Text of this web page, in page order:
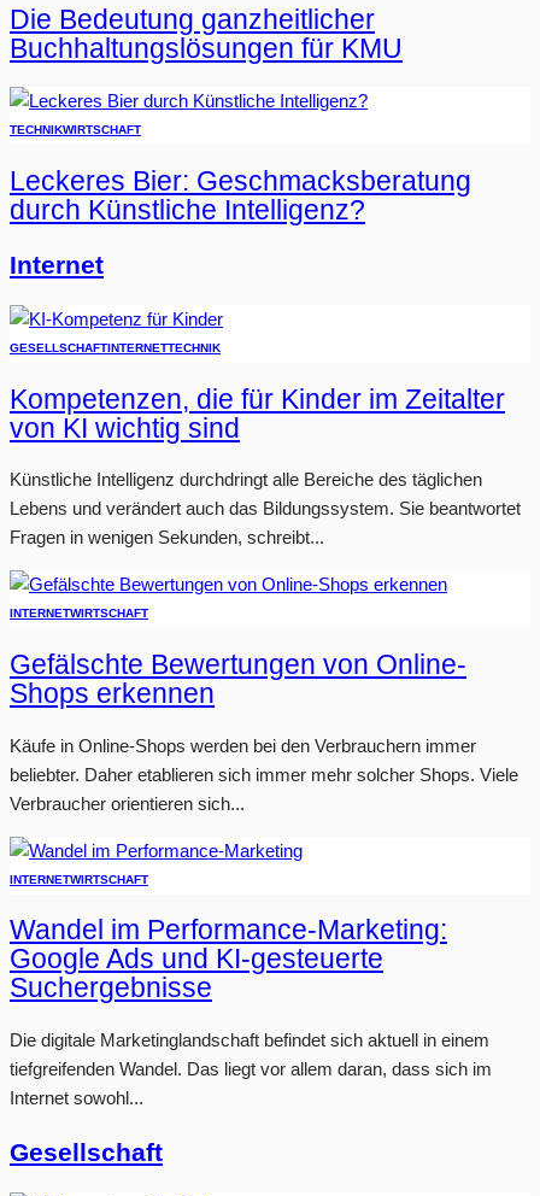
Die Bedeutung ganzheitlicher
Buchhaltungslösungen für KMU
TECHNIKWIRTSCHAFT
Leckeres Bier: Geschmacksberatung
durch Künstliche Intelligenz?
Internet
GESELLSCHAFTINTERNETTECHNIK
Kompetenzen, die für Kinder im Zeitalter
von KI wichtig sind
Künstliche Intelligenz durchdringt alle Bereiche des täglichen
Lebens und verändert auch das Bildungssystem. Sie beantwortet
Fragen in wenigen Sekunden, schreibt...
INTERNETWIRTSCHAFT
Gefälschte Bewertungen von Online-
Shops erkennen
Käufe in Online-Shops werden bei den Verbrauchern immer
beliebter. Daher etablieren sich immer mehr solcher Shops. Viele
Verbraucher orientieren sich...
INTERNETWIRTSCHAFT
Wandel im Performance-Marketing:
Google Ads und KI-gesteuerte
Suchergebnisse
Die digitale Marketinglandschaft befindet sich aktuell in einem
tiefgreifenden Wandel. Das liegt vor allem daran, dass sich im
Internet sowohl...
Gesellschaft